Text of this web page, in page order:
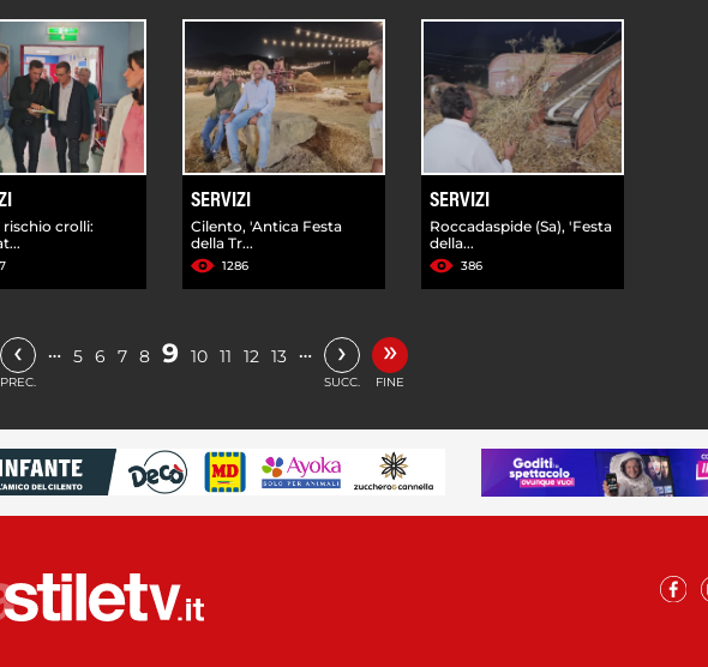
rischio crolli:
SERVIZI
Cilento, 'Antica Festa
della Tr...
1286
SERVIZI
Roccadaspide (Sa), 'Festa
della...
386
‹
PREC.
… 5 6 7 8 9 10 11 12 13 … ›
SUCC.
»
FINE